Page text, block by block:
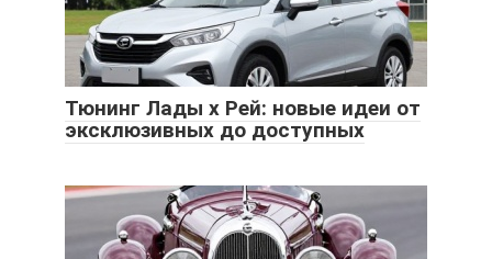
Тюнинг Лады х Рей: новые идеи от
эксклюзивных до доступных